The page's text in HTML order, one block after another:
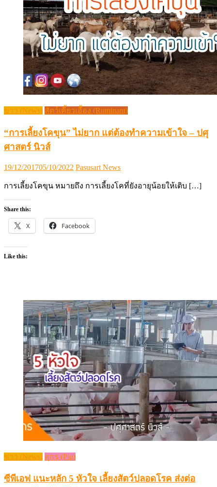
ข่าว (News) สัตว์เคี้ยวเอื้อง (Ruminant)
“การเลี้ยงโคขุน” ไม่ยาก แต่ต้องทำความเข้าใจ – ปศุ
ศาสตร์ นิวส์
Posted
19/12/201705/10/2022 Author
Pasusart News
การเลี้ยงโคขุน หมายถึง การเลี้ยงโคที่ยังอายุน้อยให้เติบ […]
Share this:
X Facebook
Like this:
ข่าว (News) สุกร (Pig)
ซีพีเอฟ แนะหลัก 5 หัวใจ เลี้ยงสัตว์ปลอดโรค ส่งต่อ